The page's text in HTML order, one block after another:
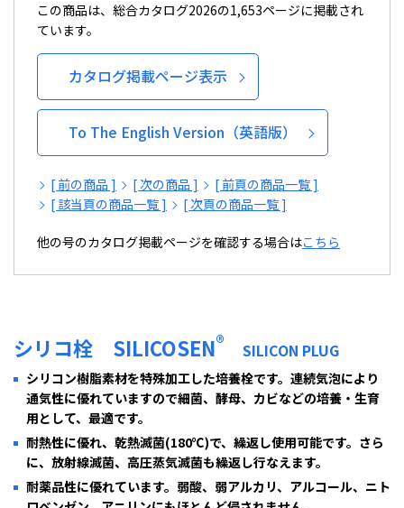
この商品は、総合カタログ2026の1,653ページに掲載され
ています。
カタログ掲載ページ表示
To The English Version（英語版）
[ 前の商品 ] [ 次の商品 ]
[ 前頁の商品一覧 ]
[ 該当頁の商品一覧 ]
[ 次頁の商品一覧 ]
他の号のカタログ掲載ページを確認する場合はこちら
シリコ栓 SILICOSEN® SILICON PLUG
シリコン樹脂素材を特殊加工した培養栓です。連続気泡により
通気性に優れていますので細菌、酵母、カビなどの培養・生育
用として、最適です。
耐熱性に優れ、乾熱滅菌(180℃)で、繰返し使用可能です。さら
に、放射線滅菌、高圧蒸気滅菌も繰返し行なえます。
耐薬品性に優れています。弱酸、弱アルカリ、アルコール、ニト